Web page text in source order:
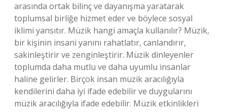
arasında ortak bilinç ve dayanışma yaratarak
toplumsal birliğe hizmet eder ve böylece sosyal
iklimi yansıtır. Müzik hangi amaçla kullanılır? Müzik,
bir kişinin insani yanını rahatlatır, canlandırır,
sakinleştirir ve zenginleştirir. Müzik dinleyenler
toplumda daha mutlu ve daha uyumlu insanlar
haline gelirler. Birçok insan müzik aracılığıyla
kendilerini daha iyi ifade edebilir ve duygularını
müzik aracılığıyla ifade edebilir. Müzik etkinlikleri